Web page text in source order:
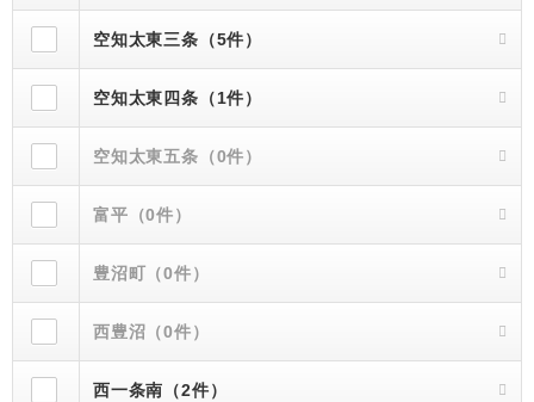
空知太東三条（5件）
空知太東四条（1件）
空知太東五条（0件）
富平（0件）
豊沼町（0件）
西豊沼（0件）
西一条南（2件）